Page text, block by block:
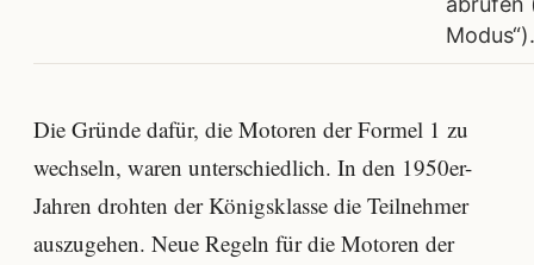
Modus“).
Die Gründe dafür, die Motoren der Formel 1 zu
wechseln, waren unterschiedlich. In den 1950er-
Jahren drohten der Königsklasse die Teilnehmer
auszugehen. Neue Regeln für die Motoren der